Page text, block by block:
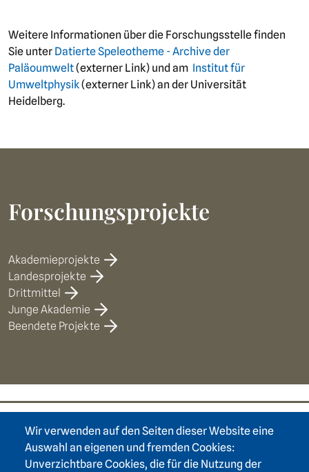
Wir verwenden auf den Seiten dieser Website eine
Auswahl an eigenen und fremden Cookies:
Unverzichtbare Cookies, die für die Nutzung der
Weitere Informationen über die Forschungsstelle finden
Sie unter Datierte Speleotheme - Archive der
Paläoumwelt(externer Link) und am Institut für
Umweltphysik(externer Link) an der Universität
Heidelberg.
Forschungsprojekte
Akademieprojekte
Landesprojekte
Drittmittel
Junge Akademie
Beendete Projekte
Footer area one